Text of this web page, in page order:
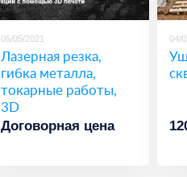
05/05/2021
Лазерная резка,
гибка металла,
токарные работы,
3D
Договорная цена
04/